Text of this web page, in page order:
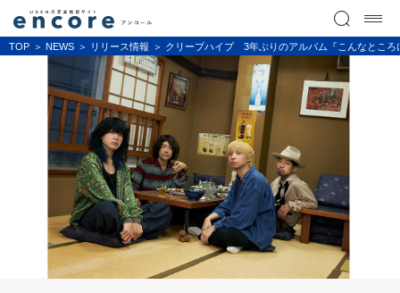
TOP NEWS リリース情報 クリープハイプ 3年ぶりのアルバム『こんなところ